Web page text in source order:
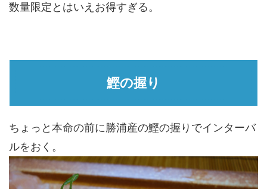
数量限定とはいえお得すぎる。
鰹の握り
ちょっと本命の前に勝浦産の鰹の握りでインターバ
ルをおく。